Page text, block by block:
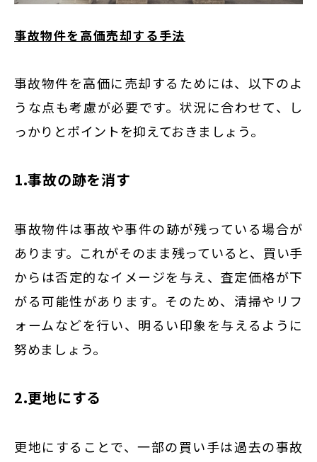
事故物件を高価売却する手法
事故物件を高価に売却するためには、以下のよ
うな点も考慮が必要です。状況に合わせて、し
っかりとポイントを抑えておきましょう。
1.事故の跡を消す
事故物件は事故や事件の跡が残っている場合が
あります。これがそのまま残っていると、買い手
からは否定的なイメージを与え、査定価格が下
がる可能性があります。そのため、清掃やリフ
ォームなどを行い、明るい印象を与えるように
努めましょう。
2.更地にする
更地にすることで、一部の買い手は過去の事故